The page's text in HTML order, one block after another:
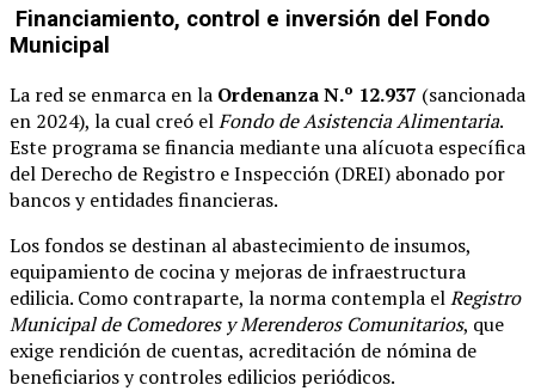
Financiamiento, control e inversión del Fondo
Municipal
La red se enmarca en la Ordenanza N.º 12.937 (sancionada
en 2024), la cual creó elFondo de Asistencia Alimentaria.
Este programa se financia mediante una alícuota específica
del Derecho de Registro e Inspección (DREI) abonado por
bancos y entidades financieras.
Los fondos se destinan al abastecimiento de insumos,
equipamiento de cocina y mejoras de infraestructura
edilicia. Como contraparte, la norma contempla elRegistro
Municipal de Comedores y Merenderos Comunitarios, que
exige rendición de cuentas, acreditación de nómina de
beneficiarios y controles edilicios periódicos.